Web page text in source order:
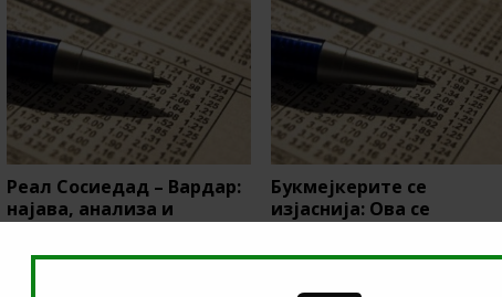
Реал Сосиедад – Вардар:
најава, анализа и
Букмејкерите се
изјаснија: Ова се
стрелци на Мундијалот!